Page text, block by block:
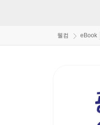
웰컴 eBook